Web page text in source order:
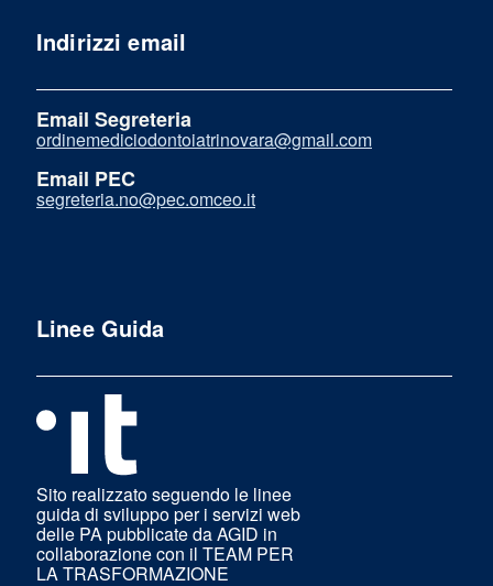
Indirizzi email
Email Segreteria
ordinemediciodontoiatrinovara@gmail.com
Email PEC
segreteria.no@pec.omceo.it
Linee Guida
Sito realizzato seguendo le linee
guida di sviluppo per i servizi web
delle PA pubblicate da AGID in
collaborazione con il TEAM PER
LA TRASFORMAZIONE